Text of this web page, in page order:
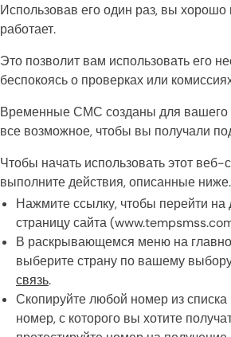
Использовав его один раз, вы хорошо
работает.
Это позволит вам использовать его
беспокоясь о проверках или
Временные СМС созданы для вашего
все возможное, чтобы вы получали
Чтобы начать использовать этот веб-
выполните действия, описанные ниже.
Нажмите ссылку, чтобы перейти
страницу сайта
В раскрывающемся меню на
выберите страну по вашему
связь.
Скопируйте любой номер из списка
номер, с которого вы хотите